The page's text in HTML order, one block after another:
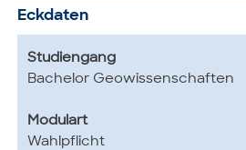
Eckdaten
Studiengang
Bachelor Geowissenschaften
Modulart
Wahlpflicht